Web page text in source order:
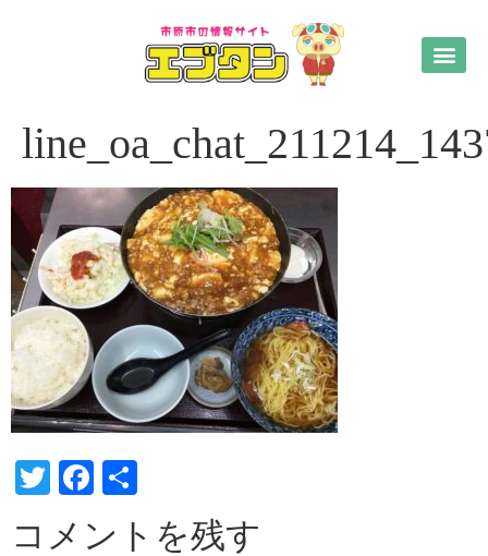
TwitterFacebook
有
コメントを残す